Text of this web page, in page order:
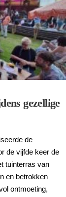
gezellige
de
de vijfde keer de
tuinterras van
en betrokken
ontmoeting,